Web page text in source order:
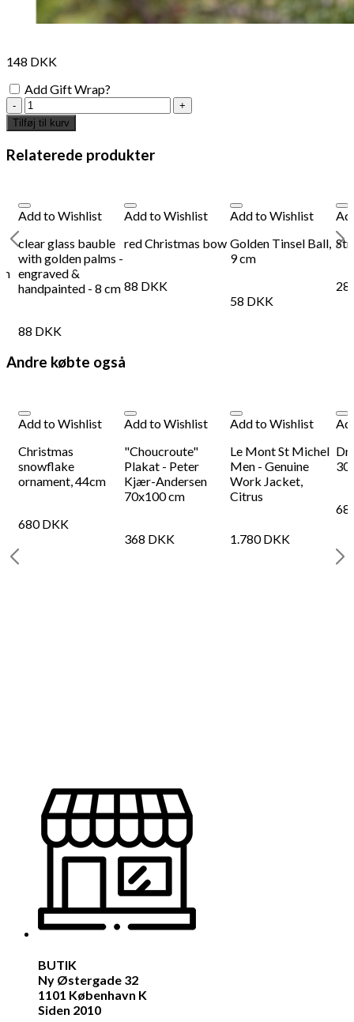
148 DKK
Add Gift Wrap?
silver
glas
trumpet
Christmas
tree
Tilføj til kurv
Relaterede produkter
Add to Wishlist
clear glass bauble
with golden palms -
engraved &
handpainted - 8 cm
88 DKK
Add to Wishlist
red Christmas bow
88 DKK
Add to Wishlist
Golden Tinsel Ball,
9 cm
58 DKK
Andre købte også
Add to Wishlist
Christmas
snowflake
ornament, 44cm
680DKK
Add to Wishlist
"Choucroute"
Plakat - Peter
Kjær-Andersen
70x100 cm
368 DKK
Add to Wishlist
Le Mont St Michel
Men - Genuine
Work Jacket,
Citrus
1.780DKK
BUTIK
Ny Østergade 32
1101 København K
Siden 2010